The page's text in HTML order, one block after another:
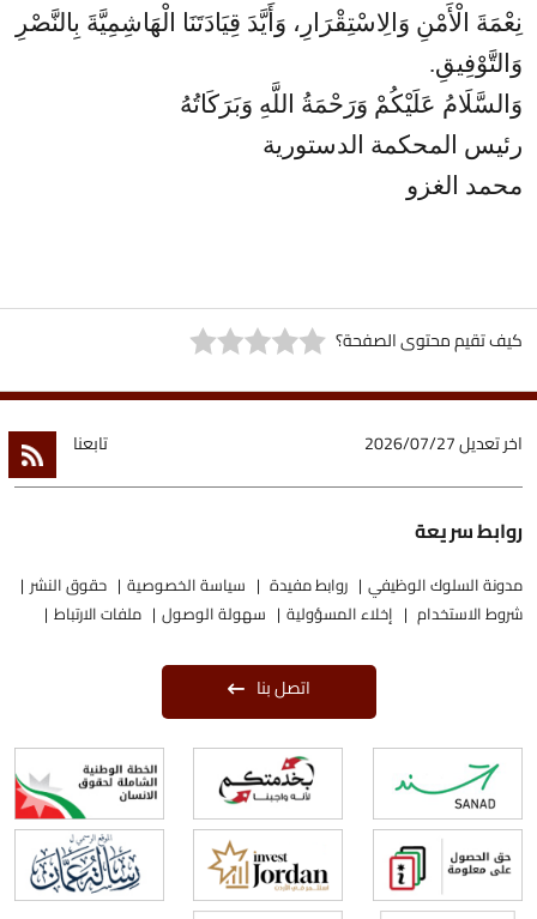
نِعْمَةَ الْأَمْنِ وَالِاسْتِقْرَارِ، وَأَيَّدَ قِيَادَتَنَا الْهَاشِمِيَّةَ بِالنَّصْرِ
وَالتَّوْفِيقِ.
وَالسَّلَامُ عَلَيْكُمْ وَرَحْمَةُ اللَّهِ وَبَرَكَاتُهُ
رئيس المحكمة الدستورية
محمد الغزو
كيف تقيم محتوى الصفحة؟
اخر تعديل2026/07/27 تابعنا
روابط سريعة
مدونة السلوك الوظيفي روابط مفيدة سياسة الخصوصية
حقوق النشر
شروط الاستخدام
إخلاء المسؤولية سهولة الوصول ملفات الارتباط
اتصل بنا